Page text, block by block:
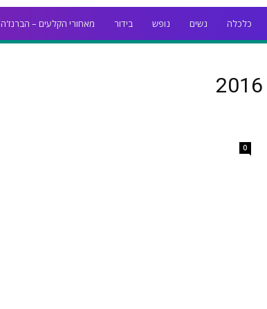
כלכלה נשים נופש בידור מאחורי הקלעים – הברנז'ה
0